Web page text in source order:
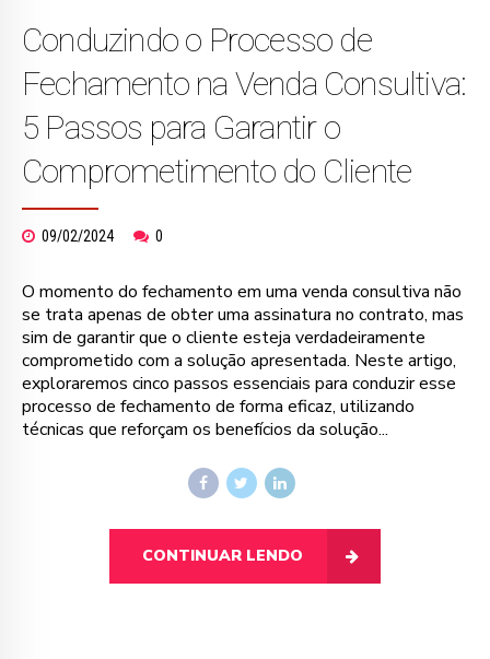
Conduzindo o Processo de
Fechamento na Venda Consultiva:
5 Passos para Garantir o
Comprometimento do Cliente
09/02/2024 0
O momento do fechamento em uma venda consultiva não
se trata apenas de obter uma assinatura no contrato, mas
sim de garantir que o cliente esteja verdadeiramente
comprometido com a solução apresentada. Neste artigo,
exploraremos cinco passos essenciais para conduzir esse
processo de fechamento de forma eficaz, utilizando
técnicas que reforçam os benefícios da solução...
CONTINUAR LENDO